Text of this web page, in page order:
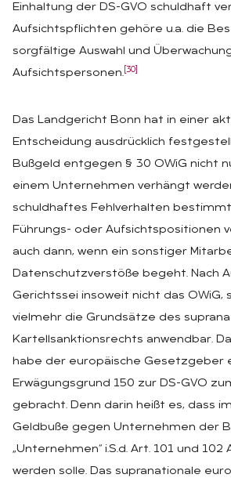
Einhaltung der DS-GVO schuldhaft
Aufsichtspflichten gehöre u.a. die
sorgfältige Auswahl und
Aufsichtspersonen. [30]
Das Landgericht Bonn hat in einer
Entscheidung ausdrücklich
Bußgeld entgegen § 30 OWiG nicht
einem Unternehmen verhängt
schuldhaftes Fehlverhalten
Führungs- oder Aufsichtspositionen
auch dann, wenn ein sonstiger
Datenschutzverstöße begeht. Nach
Gerichtssei insoweit nicht das OWiG,
vielmehr die Grundsätze des
Kartellsanktionsrechts anwendbar.
habe der europäische Gesetzgeber
Erwägungsgrund 150 zur DS-GVO
gebracht. Denn darin heißt es, dass
Geldbuße gegen Unternehmen der
„Unternehmen“ i.S.d. Art. 101 und 102
werden solle. Das supranationale